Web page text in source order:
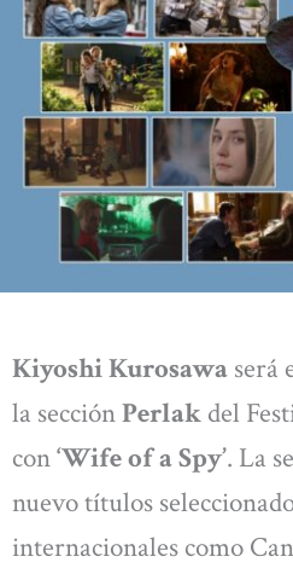
Kiyoshi Kurosawa será
la secciónPerlak del
con‘Wife of a Spy’. La
nuevo títulos
internacionales como